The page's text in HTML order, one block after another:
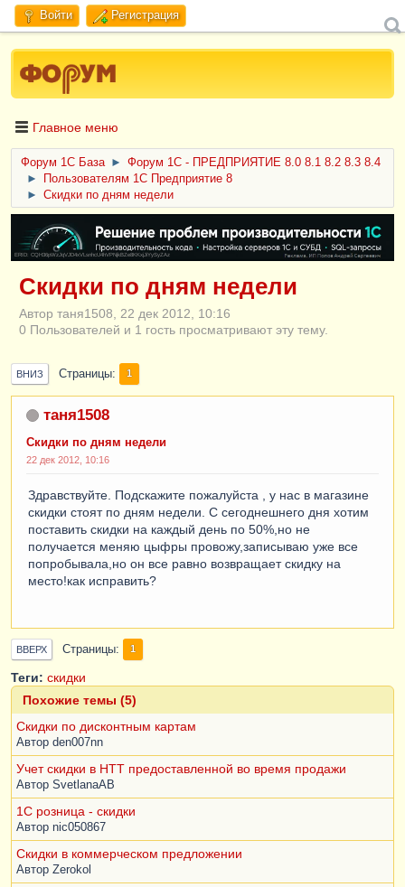
Войти Регистрация
Главное меню
Форум 1C База ►
Форум 1С - ПРЕДПРИЯТИЕ 8.0 8.1 8.2 8.3 8.4
►
Пользователям 1С Предприятие 8
►
Скидки по дням недели
ERID: CQH36pWzJqVJD4xVLsnhcU4hVPNjkBZe8KKxjJiYySyZAz
Скидки по дням недели
Автор таня1508, 22 дек 2012, 10:16
0 Пользователей и 1 гость просматривают эту тему.
ВНИЗ Страницы 1
таня1508
Скидки по дням недели
22 дек 2012, 10:16
Здравствуйте. Подскажите пожалуйста , у нас в магазине
скидки стоят по дням недели. С сегоднешнего дня хотим
поставить скидки на каждый день по 50%,но не
получается меняю цыфры провожу,записываю уже все
попробывала,но он все равно возвращает скидку на
место!как исправить?
ВВЕРХ Страницы 1
Теги: скидки
Похожие темы (5)
Скидки по дисконтным картам
Автор den007nn
Учет скидки в НТТ предоставленной во время продажи
Автор SvetlanaAB
1С розница - скидки
Автор nic050867
Скидки в коммерческом предложении
Автор Zerokol